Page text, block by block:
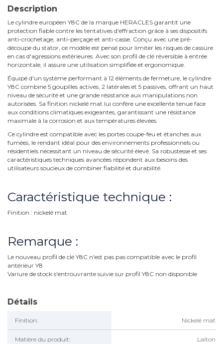
Description
Le cylindre européen Y8C de la marque HERACLES garantit une
protection fiable contre les tentatives d'effraction grâce à ses dispositifs
anti-crochetage, anti-perçage et anti-casse. Conçu avec une pré-
découpe du stator, ce modèle est pensé pour limiter les risques de cassure
en cas d'agressions extérieures. Avec son profil de clé réversible à entrée
horizontale, il assure une utilisation simplifiée et ergonomique.
Équipé d'un système performant à 12 éléments de fermeture, le cylindre
Y8C combine 5 goupilles actives, 2 latérales et 5 passives, offrant un haut
niveau de sécurité et une grande résistance aux manipulations non
autorisées. Sa finition nickelé mat lui confère une excellente tenue face
aux conditions climatiques exigeantes, garantissant une résistance
maximale à la corrosion et aux températures élevées.
Ce cylindre est compatible avec les portes coupe-feu et étanches aux
fumées, le rendant idéal pour des environnements professionnels ou
résidentiels nécessitant un niveau de sécurité élevé. Sa robustesse et ses
caractéristiques techniques avancées répondent aux besoins des
utilisateurs soucieux de combiner fiabilité et durabilité.
Caractéristique technique :
Finition : nickelé mat
Remarque :
Le nouveau profil de clé Y8C n'est pas pas compatible avec le profil
antérieur Y8
Variure de stock s'entrouvrante suivie sur profil Y8C non disponible
Détails
Finition: Nickelé mat
Matière du produit: Laiton